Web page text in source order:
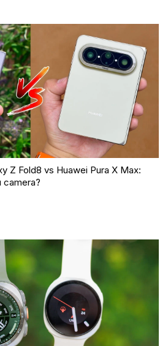
Z Fold8 vs Huawei Pura X Max:
camera?